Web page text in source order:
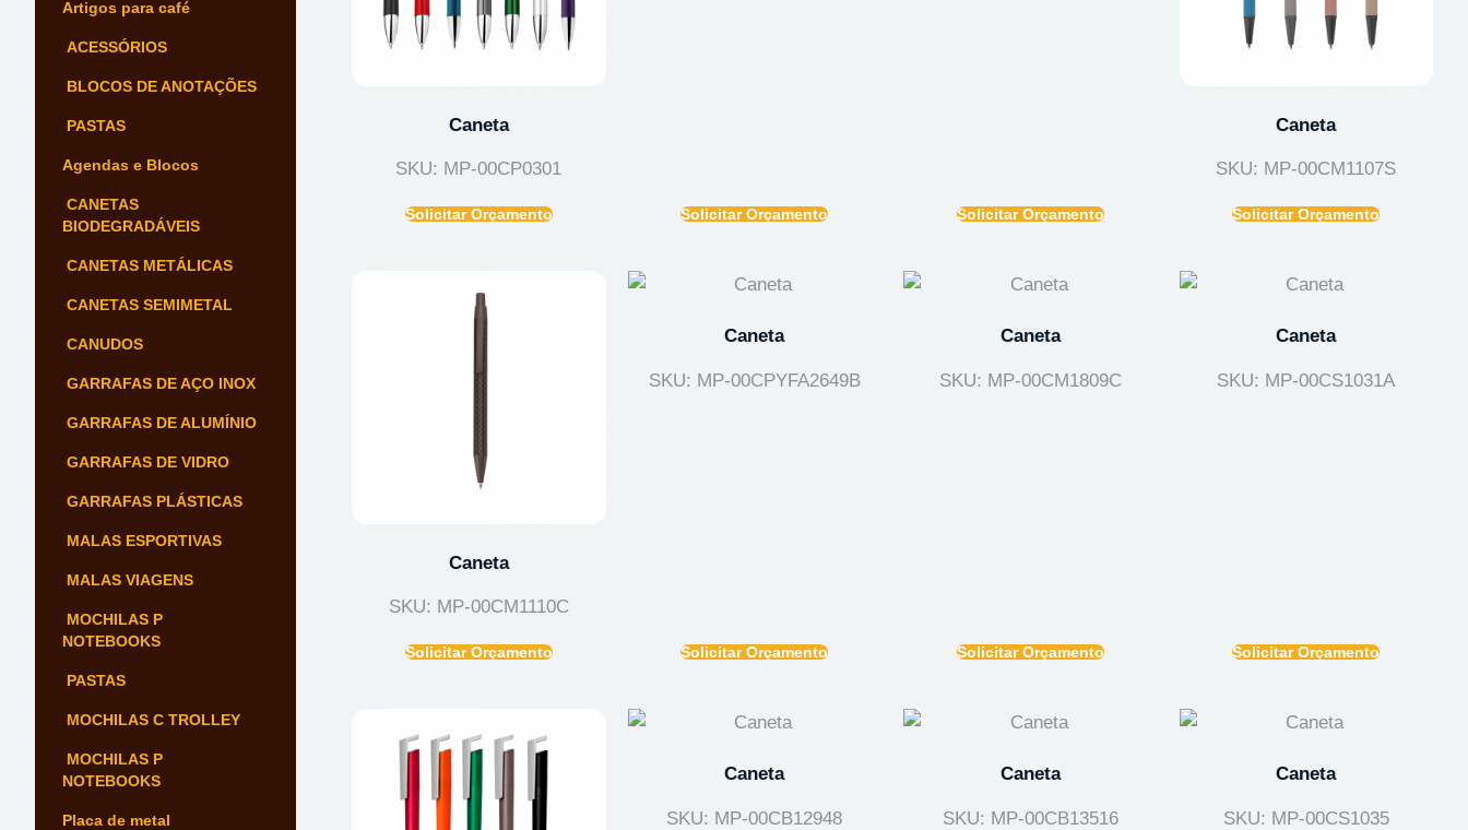
Artigos para café
ACESSÓRIOS
BLOCOS DE ANOTAÇÕES
PASTAS
Agendas e Blocos
CANETAS
BIODEGRADÁVEIS
CANETAS METÁLICAS
CANETAS SEMIMETAL
CANUDOS
GARRAFAS DE AÇO INOX
GARRAFAS DE ALUMÍNIO
GARRAFAS DE VIDRO
GARRAFAS PLÁSTICAS
MALAS ESPORTIVAS
MALAS VIAGENS
MOCHILAS P
NOTEBOOKS
PASTAS
MOCHILAS C TROLLEY
MOCHILAS P
NOTEBOOKS
Placa de metal
Caneta
SKU: MP-00CP0301
Solicitar Orçamento Solicitar Orçamento Solicitar Orçamento
Caneta
SKU: MP-00CM1107S
Solicitar Orçamento
Caneta
SKU: MP-00CM1110C
Solicitar Orçamento
Caneta
SKU: MP-00CPYFA2649B
Solicitar Orçamento
Caneta
SKU: MP-00CM1809C
Solicitar Orçamento
Caneta
SKU: MP-00CS1031A
Solicitar Orçamento
Caneta
SKU: MP-00CB12948
Caneta
SKU: MP-00CB13516
Caneta
SKU: MP-00CS1035